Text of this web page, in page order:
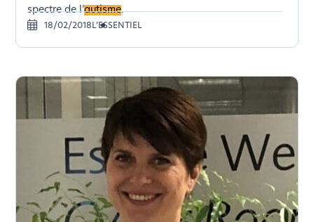
spectre de l’autisme.
18/02/2018 L’ESSENTIEL